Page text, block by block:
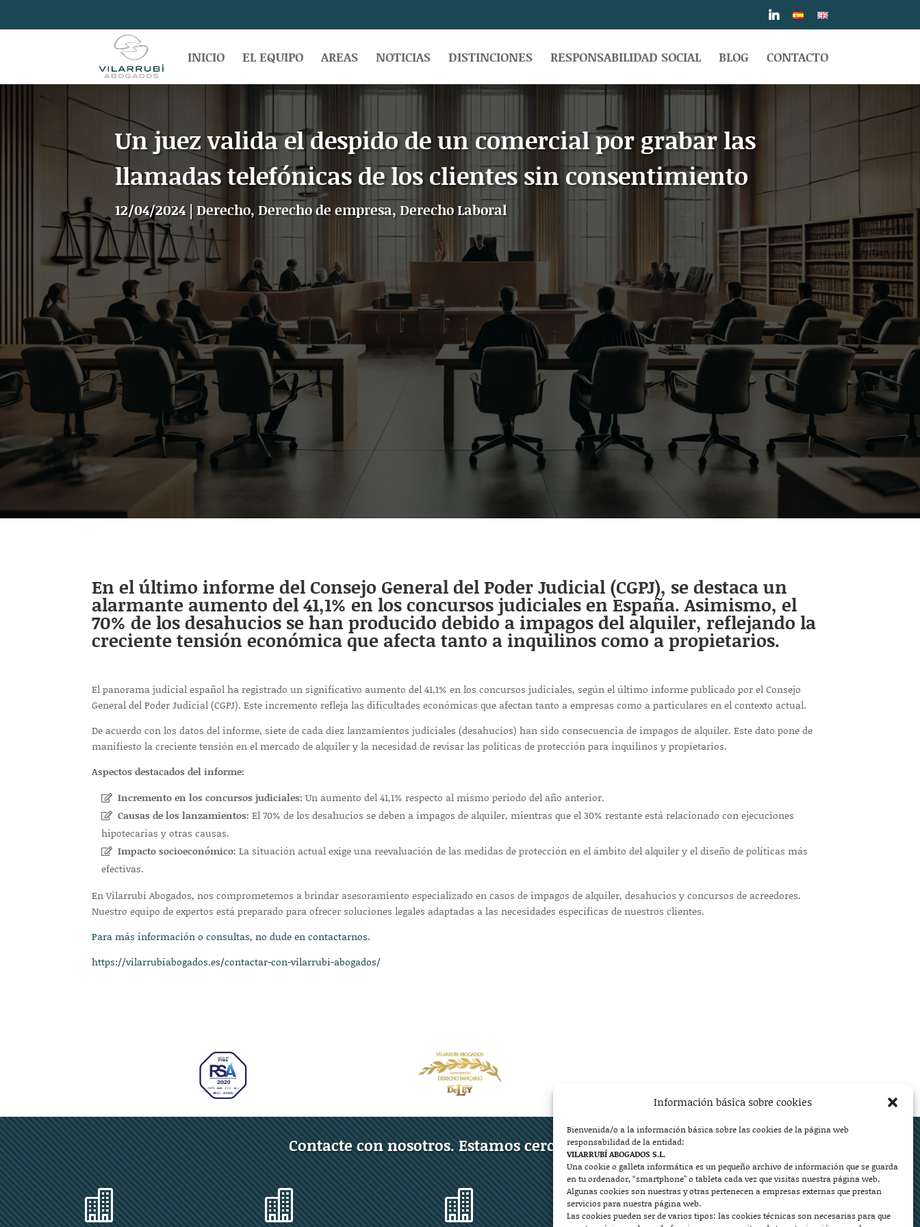
Información básica sobre cookies
Bienvenida/o a la información básica sobre las cookies de la página web
responsabilidad de la entidad:
VILARRUBÍ ABOGADOS S.L.
Una cookie o galleta informática es un pequeño archivo de información que se guarda
en tu ordenador, “smartphone” o tableta cada vez que visitas nuestra página web.
Algunas cookies son nuestras y otras pertenecen a empresas externas que prestan
servicios para nuestra página web.
Las cookies pueden ser de varios tipos: las cookies técnicas son necesarias para que
INICIO EL EQUIPO AREAS NOTICIAS DISTINCIONES RESPONSABILIDAD SOCIAL BLOG CONTACTO
Un juez valida el despido de un comercial por grabar las
llamadas telefónicas de los clientes sin consentimiento
12/04/2024|Derecho, Derecho de empresa, Derecho Laboral
En el último informe del Consejo General del Poder Judicial (CGPJ), se destaca un
alarmante aumento del 41,1% en los concursos judiciales en España. Asimismo, el
70% de los desahucios se han producido debido a impagos del alquiler, reflejando la
creciente tensión económica que afecta tanto a inquilinos como a propietarios.
El panorama judicial español ha registrado un significativo aumento del 41,1% en los concursos judiciales, según el último informe publicado por el Consejo
General del Poder Judicial (CGPJ). Este incremento refleja las dificultades económicas que afectan tanto a empresas como a particulares en el contexto actual.
De acuerdo con los datos del informe, siete de cada diez lanzamientos judiciales (desahucios) han sido consecuencia de impagos de alquiler. Este dato pone de
manifiesto la creciente tensión en el mercado de alquiler y la necesidad de revisar las políticas de protección para inquilinos y propietarios.
Aspectos destacados del informe:
Incremento en los concursos judiciales: Un aumento del 41,1% respecto al mismo periodo del año anterior.
Causas de los lanzamientos: El 70% de los desahucios se deben a impagos de alquiler, mientras que el 30% restante está relacionado con ejecuciones
hipotecarias y otras causas.
Impacto socioeconómico: La situación actual exige una reevaluación de las medidas de protección en el ámbito del alquiler y el diseño de políticas más
efectivas.
En Vilarrubi Abogados, nos comprometemos a brindar asesoramiento especializado en casos de impagos de alquiler, desahucios y concursos de acreedores.
Nuestro equipo de expertos está preparado para ofrecer soluciones legales adaptadas a las necesidades específicas de nuestros clientes.
Para más información o consultas, no dude en contactarnos.
https://vilarrubiabogados.es/contactar-con-vilarrubi-abogados/
Contacte con nosotros. Estamos cerca de usted.
    